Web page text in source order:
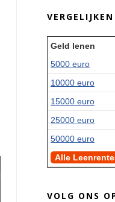
VERGELIJKEN
Geld lenen
5000 euro
10000 euro
15000 euro
25000 euro
50000 euro
Alle
VOLG ONS